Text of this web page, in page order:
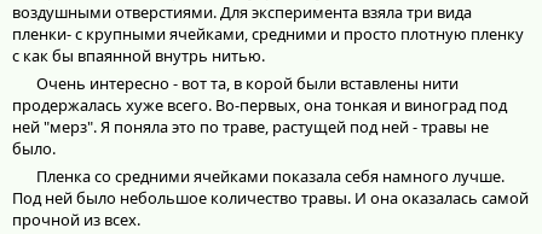
воздушными отверстиями. Для эксперимента взяла три вида
пленки- с крупными ячейками, средними и просто плотную пленку
с как бы впаянной внутрь нитью.
Очень интересно - вот та, в корой были вставлены нити
продержалась хуже всего. Во-первых, она тонкая и виноград под
ней "мерз". Я поняла это по траве, растущей под ней - травы не
было.
Пленка со средними ячейками показала себя намного лучше.
Под ней было небольшое количество травы. И она оказалась самой
прочной из всех.